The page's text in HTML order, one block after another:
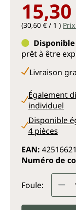
(30,60 € / 1 )
prêt à être
Livraison
Également
individuel
Disponible
4 pièces
EAN:
Numéro de
Foule: